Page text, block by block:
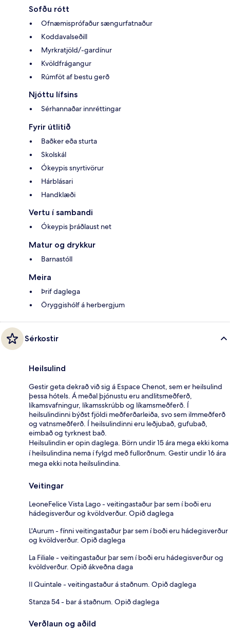
Sofðu rótt
Ofnæmisprófaður sængurfatnaður
Koddavalseðill
Myrkratjöld/-gardínur
Kvöldfrágangur
Rúmföt af bestu gerð
Njóttu lífsins
Sérhannaðar innréttingar
Fyrir útlitið
Baðker eða sturta
Skolskál
Ókeypis snyrtivörur
Hárblásari
Handklæði
Vertu í sambandi
Ókeypis þráðlaust net
Matur og drykkur
Barnastóll
Meira
Þrif daglega
Öryggishólf á herbergjum
Sérkostir
Heilsulind
Gestir geta dekrað við sig á Espace Chenot, sem er heilsulind
þessa hótels. Á meðal þjónustu eru andlitsmeðferð,
líkamsvafningur, líkamsskrúbb og líkamsmeðferð. Í
heilsulindinni býðst fjöldi meðferðarleiða, svo sem ilmmeðferð
og vatnsmeðferð. Í heilsulindinni eru leðjubað, gufubað,
eimbað og tyrknest bað.
Heilsulindin er opin daglega. Börn undir 15 ára mega ekki koma
í heilsulindina nema í fylgd með fullorðnum. Gestir undir 16 ára
mega ekki nota heilsulindina.
Veitingar
LeoneFelice Vista Lago - veitingastaður þar sem í boði eru
hádegisverður og kvöldverður. Opið daglega
L'Aurum - fínni veitingastaður þar sem í boði eru hádegisverður
og kvöldverður. Opið daglega
La Filiale - veitingastaður þar sem í boði eru hádegisverður og
kvöldverður. Opið ákveðna daga
Il Quintale - veitingastaður á staðnum. Opið daglega
Stanza 54 - bar á staðnum. Opið daglega
Verðlaun og aðild